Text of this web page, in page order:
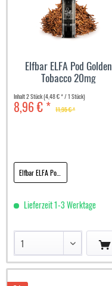
Elfbar ELFA Pod Golden
Tobacco 20mg
Inhalt2 Stück(4,48 € * / 1 Stück)
8,96 € * 11,95 € *
Lieferzeit 1-3 Werktage